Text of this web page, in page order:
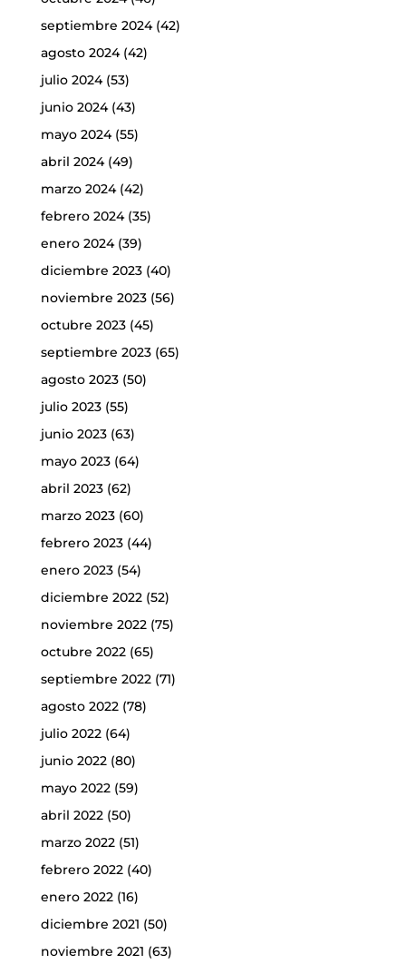
septiembre 2024(42)
agosto 2024(42)
julio 2024(53)
junio 2024(43)
mayo 2024(55)
abril 2024(49)
marzo 2024(42)
febrero 2024(35)
enero 2024(39)
diciembre 2023(40)
noviembre 2023(56)
octubre 2023(45)
septiembre 2023(65)
agosto 2023(50)
julio 2023(55)
junio 2023(63)
mayo 2023(64)
abril 2023(62)
marzo 2023(60)
febrero 2023(44)
enero 2023(54)
diciembre 2022(52)
noviembre 2022(75)
octubre 2022(65)
septiembre 2022(71)
agosto 2022(78)
julio 2022(64)
junio 2022(80)
mayo 2022(59)
abril 2022(50)
marzo 2022(51)
febrero 2022(40)
enero 2022(16)
diciembre 2021 (50)
noviembre 2021 (63)